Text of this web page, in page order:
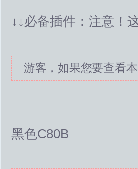
↓↓必备插件：注意！
游客，如果您要查看
黑色C80B